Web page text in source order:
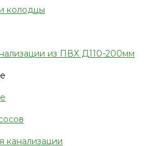
колодцы
из ПВХ Д110-200мм
канализации